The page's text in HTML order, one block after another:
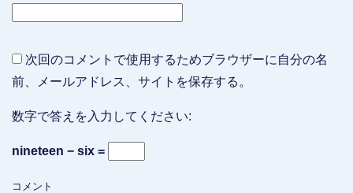
次回のコメントで使用するためブラウザーに自分の名
前、メールアドレス、サイトを保存する。
数字で答えを入力してください:
nineteen − six =
コメント